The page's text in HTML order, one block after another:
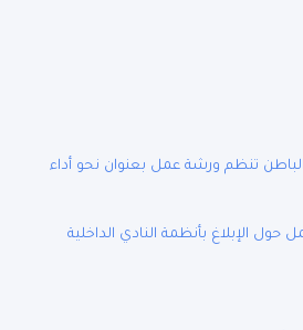
تنظم ورشة عمل بعنوان نحو أداء
الإبلاغ بأنظمة النادي الداخلية